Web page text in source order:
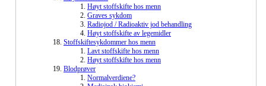
Høyt stoffskifte hos menn
Graves sykdom
Radiojod / Radioaktiv jod behandling
Høyt stoffskifte av legemidler
Stoffskiftesykdommer hos menn
Lavt stoffskifte hos menn
Høyt stoffskifte hos menn
Blodprøver
Normalverdiene?